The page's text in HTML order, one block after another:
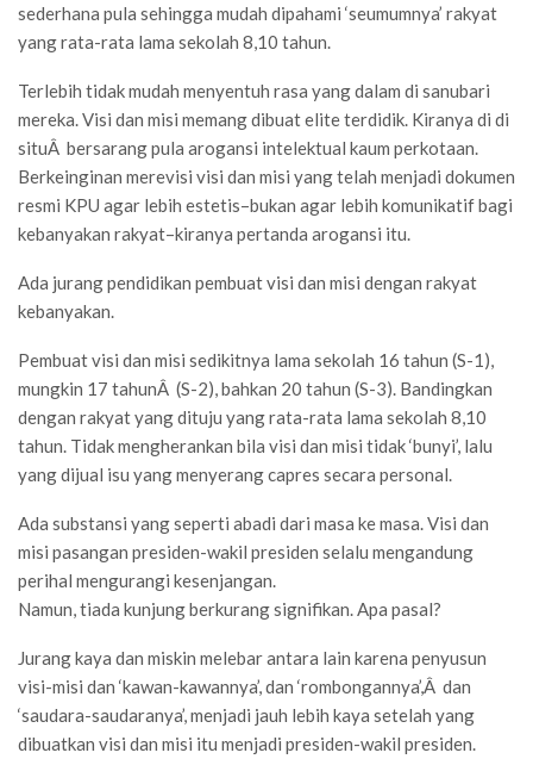
sederhana pula sehingga mudah dipahami ‘seumumnya’ rakyat
yang rata-rata lama sekolah 8,10 tahun.
Terlebih tidak mudah menyentuh rasa yang dalam di sanubari
mereka. Visi dan misi memang dibuat elite terdidik. Kiranya di di
situÂ bersarang pula arogansi intelektual kaum perkotaan.
Berkeinginan merevisi visi dan misi yang telah menjadi dokumen
resmi KPU agar lebih estetis–bukan agar lebih komunikatif bagi
kebanyakan rakyat–kiranya pertanda arogansi itu.
Ada jurang pendidikan pembuat visi dan misi dengan rakyat
kebanyakan.
Pembuat visi dan misi sedikitnya lama sekolah 16 tahun (S-1),
mungkin 17 tahunÂ (S-2), bahkan 20 tahun (S-3). Bandingkan
dengan rakyat yang dituju yang rata-rata lama sekolah 8,10
tahun. Tidak mengherankan bila visi dan misi tidak ‘bunyi’, lalu
yang dijual isu yang menyerang capres secara personal.
Ada substansi yang seperti abadi dari masa ke masa. Visi dan
misi pasangan presiden-wakil presiden selalu mengandung
perihal mengurangi kesenjangan.
Namun, tiada kunjung berkurang signifikan. Apa pasal?
Jurang kaya dan miskin melebar antara lain karena penyusun
visi-misi dan ‘kawan-kawannya’, dan ‘rombongannya’,Â dan
‘saudara-saudaranya’, menjadi jauh lebih kaya setelah yang
dibuatkan visi dan misi itu menjadi presiden-wakil presiden.